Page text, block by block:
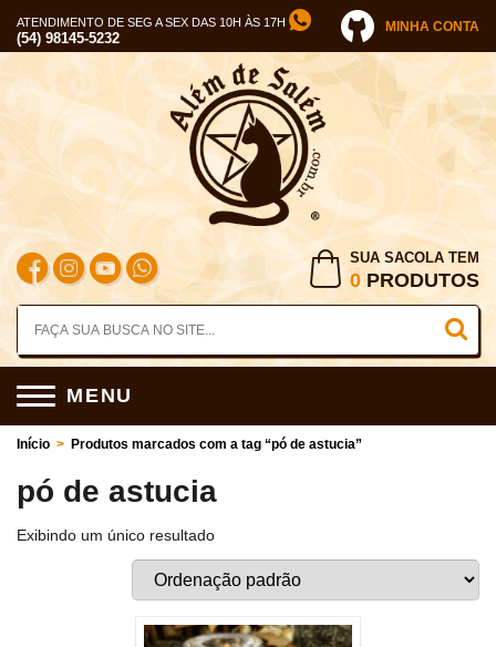
ATENDIMENTO DE SEG A SEX DAS 10H ÀS 17H
(54) 98145-5232
MINHA CONTA
SUA SACOLA TEM
0 PRODUTOS
MENU
Início > Produtos marcados com a tag “pó de astucia”
pó de astucia
Exibindo um único resultado